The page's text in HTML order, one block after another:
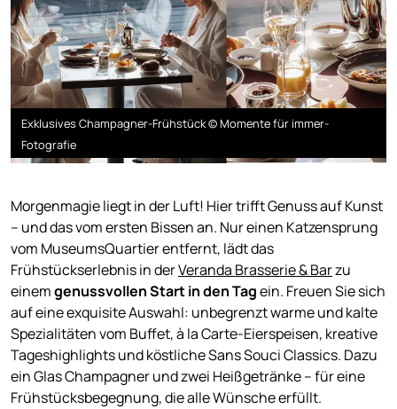
Exklusives Champagner-Frühstück © Momente für immer-
Fotografie
Morgenmagie liegt in der Luft! Hier trifft Genuss auf Kunst
– und das vom ersten Bissen an. Nur einen Katzensprung
vom MuseumsQuartier entfernt, lädt das
Frühstückserlebnis in derVeranda Brasserie & Barzu
einemgenussvollen Start in den Tagein. Freuen Sie sich
auf eine exquisite Auswahl: unbegrenzt warme und kalte
Spezialitäten vom Buffet, à la Carte-Eierspeisen, kreative
Tageshighlights und köstliche Sans Souci Classics. Dazu
ein Glas Champagner und zwei Heißgetränke – für eine
Frühstücksbegegnung, die alle Wünsche erfüllt.